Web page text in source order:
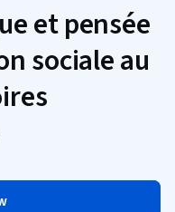
et pensée
sociale au